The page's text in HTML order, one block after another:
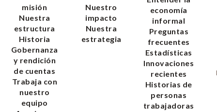
misión
Nuestra
estructura
Historia
Gobernanza
y rendición
de cuentas
Trabaja con
nuestro
equipo
Nuestro
impacto
Nuestra
estrategia
economía
informal
Preguntas
frecuentes
Estadísticas
Innovaciones
recientes
Historias de
personas
trabajadoras